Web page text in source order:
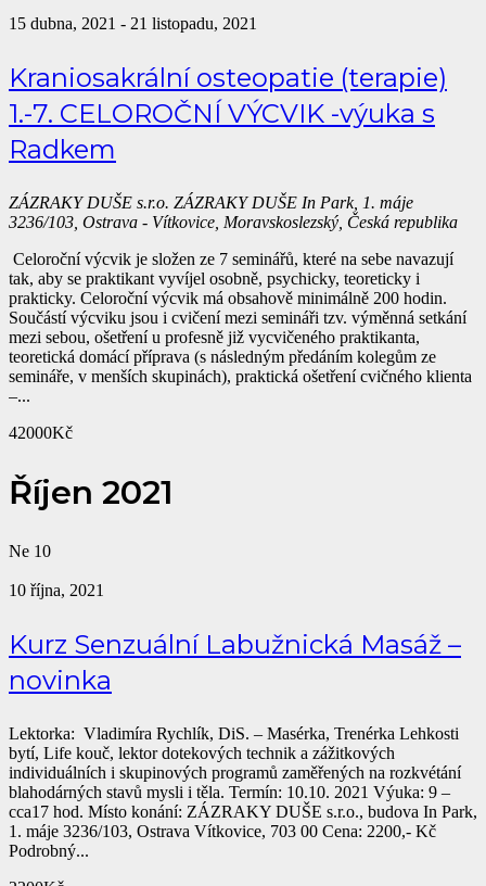
15 dubna, 2021 - 21 listopadu, 2021
Kraniosakrální osteopatie (terapie)
1.-7. CELOROČNÍ VÝCVIK -výuka s
Radkem
ZÁZRAKY DUŠE s.r.o. ZÁZRAKY DUŠE In Park, 1. máje
3236/103, Ostrava - Vítkovice, Moravskoslezský, Česká republika
Celoroční výcvik je složen ze 7 seminářů, které na sebe navazují
tak, aby se praktikant vyvíjel osobně, psychicky, teoreticky i
prakticky. Celoroční výcvik má obsahově minimálně 200 hodin.
Součástí výcviku jsou i cvičení mezi semináři tzv. výměnná setkání
mezi sebou, ošetření u profesně již vycvičeného praktikanta,
teoretická domácí příprava (s následným předáním kolegům ze
semináře, v menších skupinách), praktická ošetření cvičného klienta
–...
42000Kč
Říjen 2021
Ne 10
10 října, 2021
Kurz Senzuální Labužnická Masáž –
novinka
Lektorka: Vladimíra Rychlík, DiS. – Masérka, Trenérka Lehkosti
bytí, Life kouč, lektor dotekových technik a zážitkových
individuálních i skupinových programů zaměřených na rozkvétání
blahodárných stavů mysli i těla. Termín: 10.10. 2021 Výuka: 9 –
cca17 hod. Místo konání: ZÁZRAKY DUŠE s.r.o., budova In Park,
1. máje 3236/103, Ostrava Vítkovice, 703 00 Cena: 2200,- Kč
Podrobný...